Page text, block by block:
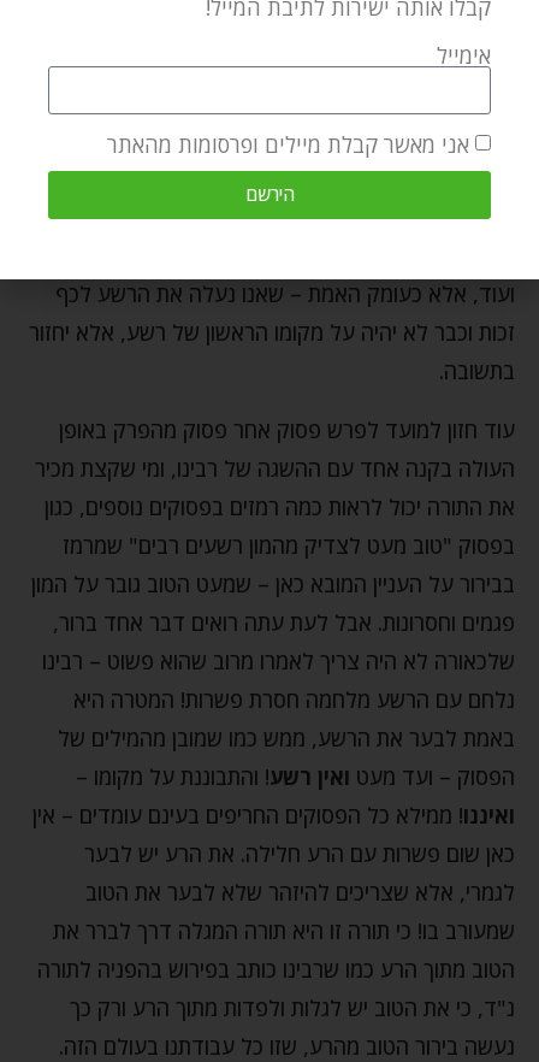
שברשעים, אנחנו לא רואים שום גישה פשרנית בסגנון של
"אחי, הכל טוב, אין רשעים, כולם טובים, כולם מתוקים".
מתוך פסוקים חריפים אלו מוציא רבינו את הדרוש הנפלא
"ועוד מעט ואין רשע" – לכאורה לא כהבנה הפשוטה
כדוגמת שאר הפסוקים החריפים שאומרים דברים קשים,
ועוד, אלא כעומק האמת – שאנו נעלה את הרשע לכף
זכות וכבר לא יהיה על מקומו הראשון של רשע, אלא יחזור
בתשובה.
עוד חזון למועד לפרש פסוק אחר פסוק מהפרק באופן
העולה בקנה אחד עם ההשגה של רבינו, ומי שקצת מכיר
את התורה יכול לראות כמה רמזים בפסוקים נוספים, כגון
בפסוק "טוב מעט לצדיק מהמון רשעים רבים" שמרמז
בבירור על העניין המובא כאן – שמעט הטוב גובר על המון
פגמים וחסרונות. אבל לעת עתה רואים דבר אחד ברור,
שלכאורה לא היה צריך לאמרו מרוב שהוא פשוט – רבינו
נלחם עם הרשע מלחמה חסרת פשרות! המטרה היא
באמת לבער את הרשע, ממש כמו שמובן מהמילים של
הפסוק – ועד מעט ואין רשע! והתבוננת על מקומו –
ואיננו! ממילא כל הפסוקים החריפים בעינם עומדים – אין
כאן שום פשרות עם הרע חלילה. את הרע יש לבער
לגמרי, אלא שצריכים להיזהר שלא לבער את הטוב
שמעורב בו! כי תורה זו היא תורה המגלה דרך לברר את
הטוב מתוך הרע כמו שרבינו כותב בפירוש בהפניה לתורה
נ"ד, כי את הטוב יש לגלות ולפדות מתוך הרע ורק כך
נעשה בירור הטוב מהרע, שזו כל עבודתנו בעולם הזה.
קבלו אותה ישירות לתיבת המייל!
אימייל
אני מאשר קבלת מיילים ופרסומות מהאתר
הירשם